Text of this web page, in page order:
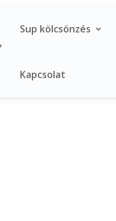
Sup kölcsönzés
Kapcsolat